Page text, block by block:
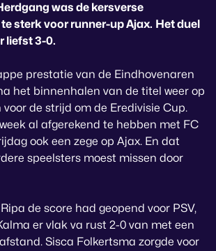
was de kersverse
sterk voor runner-up Ajax. Het duel
liefst 3-0.
prestatie van de Eindhovenaren
het binnenhalen van de titel weer op
de strijd om de Eredivisie Cup.
al afgerekend te hebben met FC
ook een zege op Ajax. En dat
speelsters moest missen door
de score had geopend voor PSV,
er vlak va rust 2-0 van met een
Sisca Folkertsma zorgde voor